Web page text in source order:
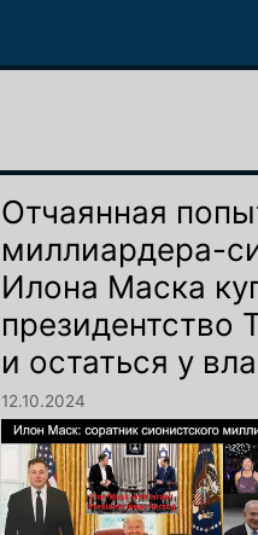
Отчаянная
миллиардера-
Илона Маска
президентство
и остаться у
12.10.2024